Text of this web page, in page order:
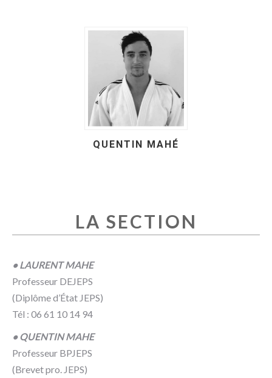
QUENTIN MAHÉ
LA SECTION
• LAURENT MAHE
Professeur DEJEPS
(Diplôme d’État JEPS)
Tél : 06 61 10 14 94
• QUENTIN MAHE
Professeur BPJEPS
(Brevet pro. JEPS)